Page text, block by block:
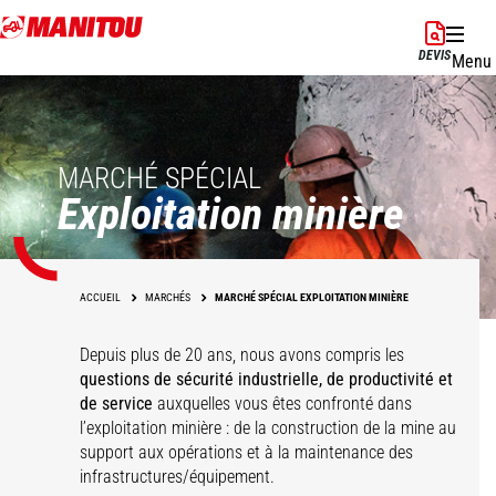
Aller
au
principal
DEVISMenu
MARCHÉ SPÉCIAL
Exploitation minière
ACCUEIL MARCHÉS MARCHÉ SPÉCIAL EXPLOITATION MINIÈRE
Depuis plus de 20 ans, nous avons compris les
questions de sécurité industrielle, de productivité et
de service auxquelles vous êtes confronté dans
l’exploitation minière : de la construction de la mine au
support aux opérations et à la maintenance des
infrastructures/équipement.
Mine à ciel ouvert Mine souterraine
Installations minières
Stockage,
entreposage